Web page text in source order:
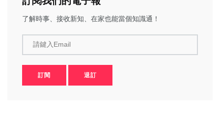
了解時事、接收新知、在家也能當個知識通！
請鍵入Email
訂閱 退訂